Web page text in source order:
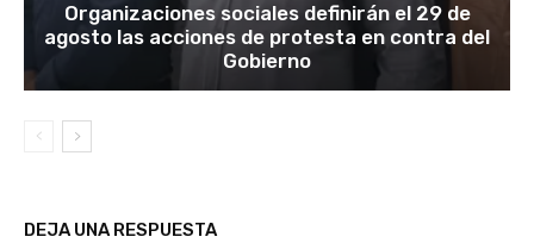
Organizaciones sociales definirán el 29 de
agosto las acciones de protesta en contra del
Gobierno
DEJA UNA RESPUESTA